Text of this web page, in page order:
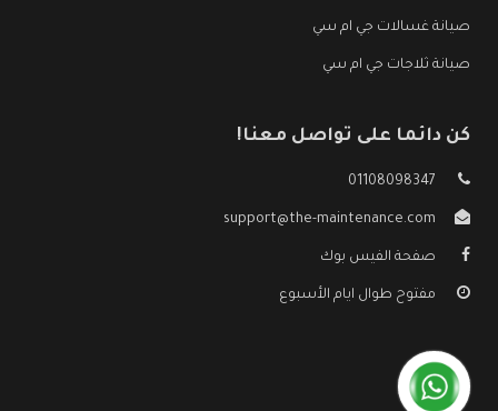
صيانة غسالات جي ام سي
صيانة ثلاجات جي ام سي
كن دائما على تواصل معنا!
01108098347
support@the-maintenance.com
صفحة الفيس بوك
مفتوح طوال ايام الأسبوع